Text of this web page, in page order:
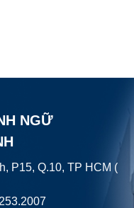
NGỮ
P15, Q.10, TP HCM (